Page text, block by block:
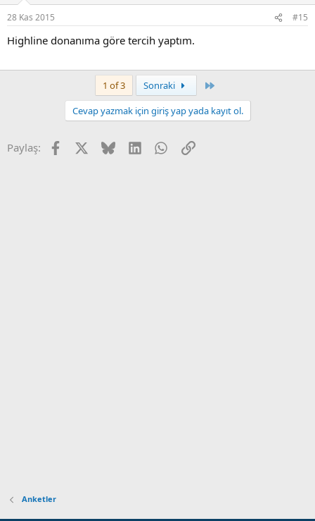
28 Kas 2015 #15
Highline donanıma göre tercih yaptım.
1 of 3 Sonraki
Cevap yazmak için giriş yap yada kayıt ol.
Paylaş: Facebook BlueskyLinkedInWhatsApp
Link
Anketler